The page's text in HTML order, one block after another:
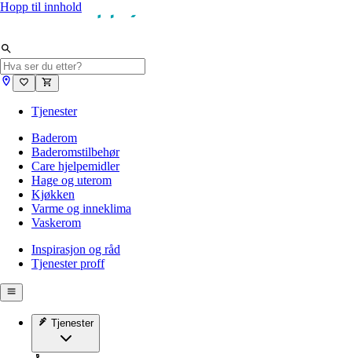
Hopp til innhold
Tjenester
Baderom
Baderomstilbehør
Care hjelpemidler
Hage og uterom
Kjøkken
Varme og inneklima
Vaskerom
Inspirasjon og råd
Tjenester proff
Tjenester